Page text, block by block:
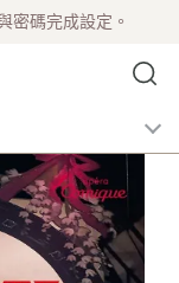
密碼完成設定。